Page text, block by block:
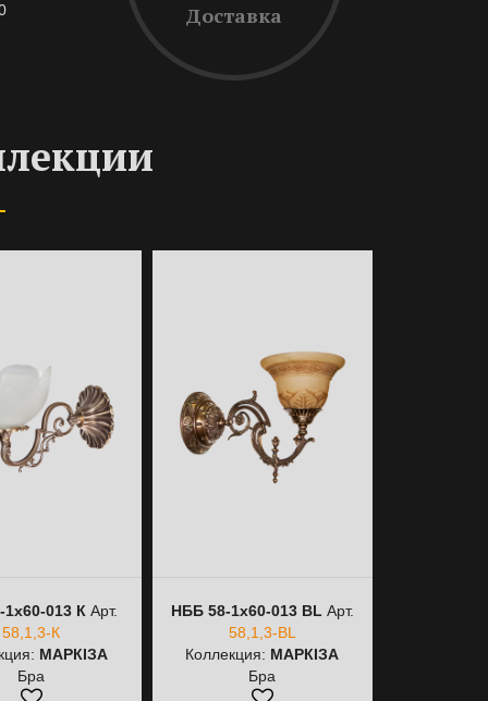
Доставка
013 К Арт.
58,1,3-К
МАРКІЗА
Бра
НББ 58-1х60-013 BL Арт.
58,1,3-BL
Коллекция: МАРКІЗА
Бра